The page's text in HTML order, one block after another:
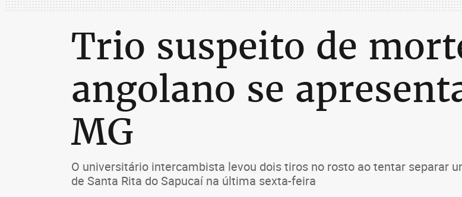
Trio suspeito de
angolano se
MG
O universitário intercambista levou dois tiros no rosto ao tentar separar
de Santa Rita do Sapucaí na última sexta-feira